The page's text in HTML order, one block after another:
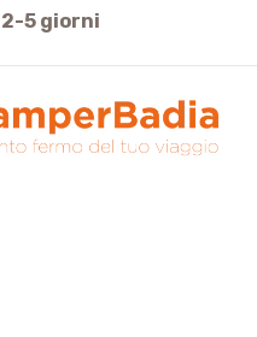
di Credito o